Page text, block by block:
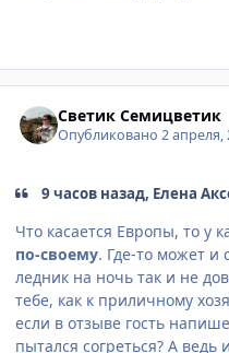
Светик Семицветик
Опубликовано2 апреля,
9 часов назад, Елена
Что касается Европы, то у
по-своему. Где-то может и
ледник на ночь так и не
тебе, как к приличному
если в отзыве гость
пытался согреться? А